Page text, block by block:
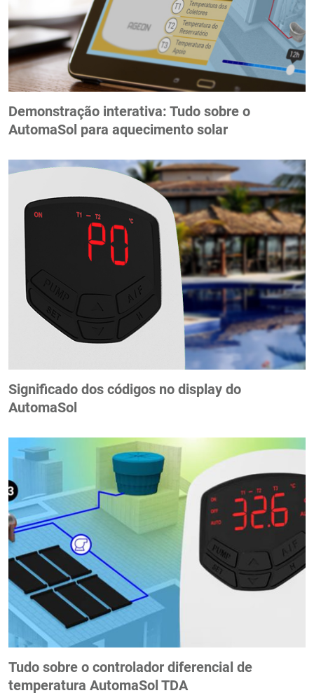
Demonstração interativa: Tudo sobre o
AutomaSol para aquecimento solar
Significado dos códigos no display do
AutomaSol
Tudo sobre o controlador diferencial de
temperatura AutomaSol TDA